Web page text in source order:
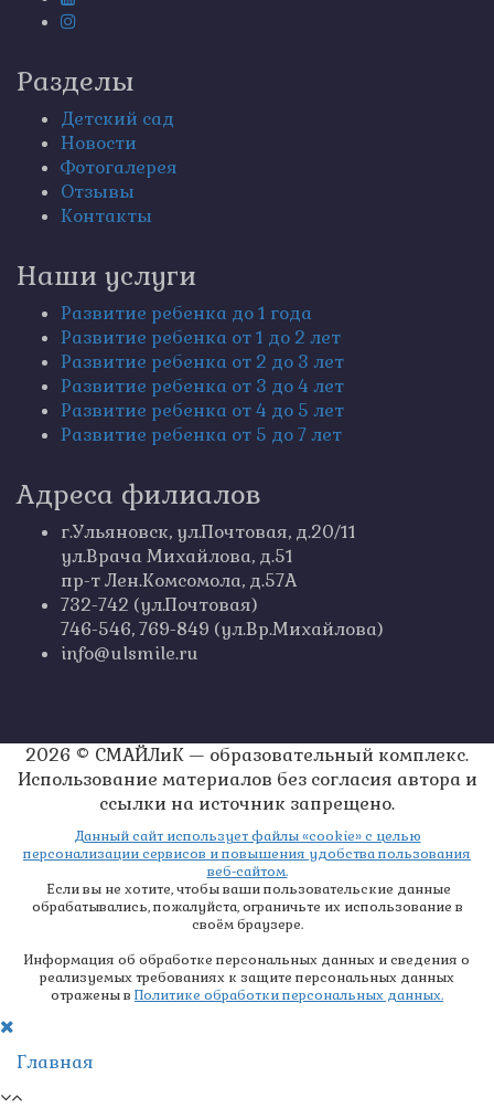
Разделы
Детский сад
Новости
Фотогалерея
Отзывы
Контакты
Наши услуги
Развитие ребенка до 1 года
Развитие ребенка от 1 до 2 лет
Развитие ребенка от 2 до 3 лет
Развитие ребенка от 3 до 4 лет
Развитие ребенка от 4 до 5 лет
Развитие ребенка от 5 до 7 лет
Адреса филиалов
г.Ульяновск, ул.Почтовая, д.20/11
ул.Врача Михайлова, д.51
пр-т Лен.Комсомола, д.57А
732-742 (ул.Почтовая)
746-546, 769-849 (ул.Вр.Михайлова)
info@ulsmile.ru
2026 © СМАЙЛиК — образовательный комплекс.
Использование материалов без согласия автора и
ссылки на источник запрещено.
Данный сайт использует файлы «cookie» с целью
персонализации сервисов и повышения удобства пользования
веб-сайтом.
Если вы не хотите, чтобы ваши пользовательские данные
обрабатывались, пожалуйста, ограничьте их использование в
своём браузере.
Информация об обработке персональных данных и сведения о
реализуемых требованиях к защите персональных данных
отражены в Политике обработки персональных данных.
Главная